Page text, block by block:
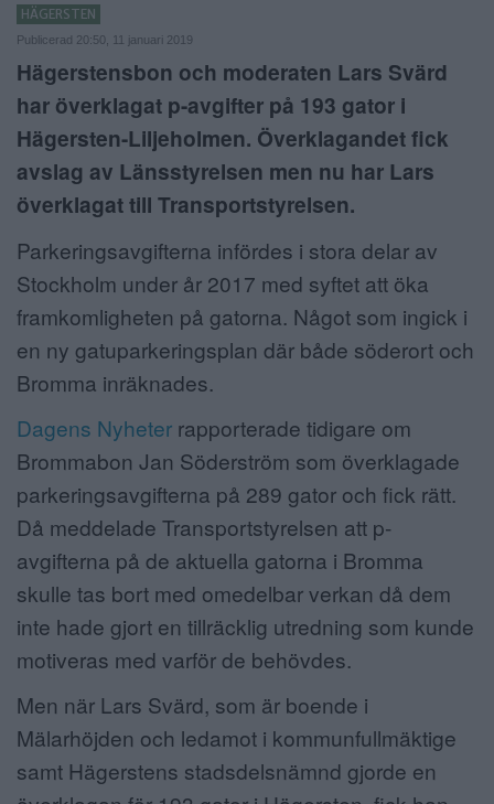
HÄGERSTEN
Publicerad 20:50, 11 januari 2019
Hägerstensbon och moderaten Lars Svärd
har överklagat p-avgifter på 193 gator i
Hägersten-Liljeholmen. Överklagandet fick
avslag av Länsstyrelsen men nu har Lars
överklagat till Transportstyrelsen.
Parkeringsavgifterna infördes i stora delar av
Stockholm under år 2017 med syftet att öka
framkomligheten på gatorna. Något som ingick i
en ny gatuparkeringsplan där både söderort och
Bromma inräknades.
Dagens Nyheter rapporterade tidigare om
Brommabon Jan Söderström som överklagade
parkeringsavgifterna på 289 gator och fick rätt.
Då meddelade Transportstyrelsen att p-
avgifterna på de aktuella gatorna i Bromma
skulle tas bort med omedelbar verkan då dem
inte hade gjort en tillräcklig utredning som kunde
motiveras med varför de behövdes.
Men när Lars Svärd, som är boende i
Mälarhöjden och ledamot i kommunfullmäktige
samt Hägerstens stadsdelsnämnd gjorde en